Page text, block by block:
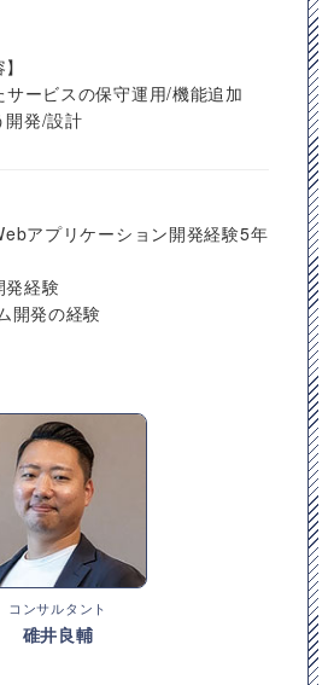
サービスの保守運用/機能追加
開発/設計
アプリケーション開発経験5年
発経験
開発の経験
コンサルタント
碓井良輔